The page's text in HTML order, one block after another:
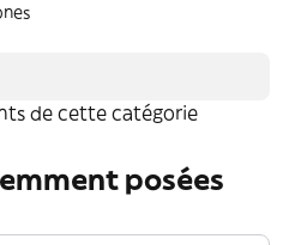
de cette catégorie
posées